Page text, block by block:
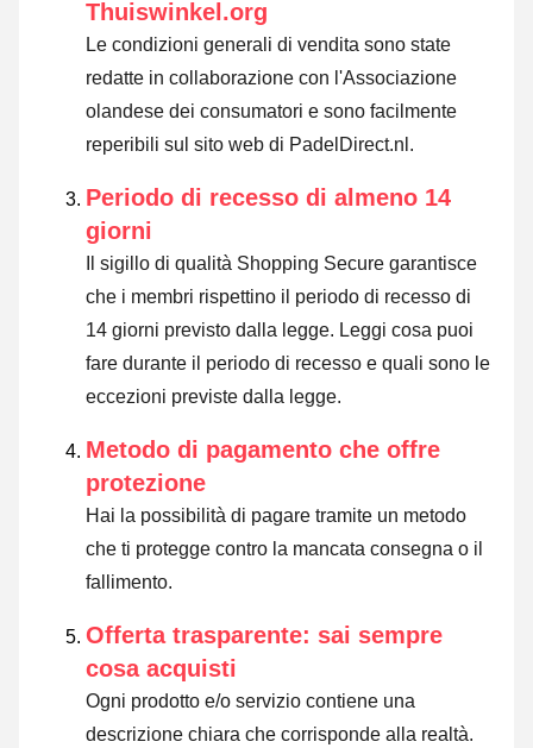
Thuiswinkel.org
Le condizioni generali di vendita sono state
redatte in collaborazione con l'Associazione
olandese dei consumatori e sono facilmente
reperibili sul sito web di PadelDirect.nl.
Periodo di recesso di almeno 14
giorni
Il sigillo di qualità Shopping Secure garantisce
che i membri rispettino il periodo di recesso di
14 giorni previsto dalla legge. Leggi cosa puoi
fare durante il periodo di recesso e quali sono le
eccezioni previste dalla legge.
Metodo di pagamento che offre
protezione
Hai la possibilità di pagare tramite un metodo
che ti protegge contro la mancata consegna o il
fallimento.
Offerta trasparente: sai sempre
cosa acquisti
Ogni prodotto e/o servizio contiene una
descrizione chiara che corrisponde alla realtà.